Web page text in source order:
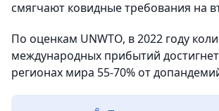
смягчают ковидные требования на
По оценкам UNWTO, в 2022 году
международных прибытий
регионах мира 55-70% от